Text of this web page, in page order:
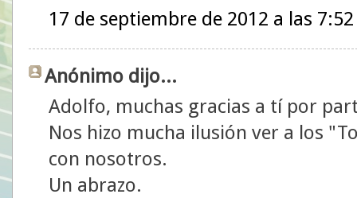
17 de septiembre de 2012 a las 7:52
Anónimo dijo...
Adolfo, muchas gracias a tí por
Nos hizo mucha ilusión ver a los
con nosotros.
Un abrazo.